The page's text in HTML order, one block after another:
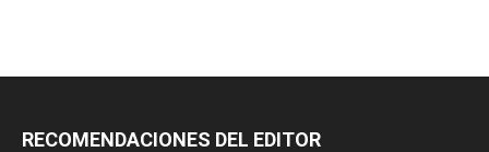
RECOMENDACIONES DEL EDITOR